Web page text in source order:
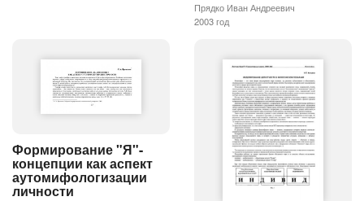
Прядко Иван Андреевич
2003 год
Формирование "Я"-
концепции как аспект
аутомифологизации
личности